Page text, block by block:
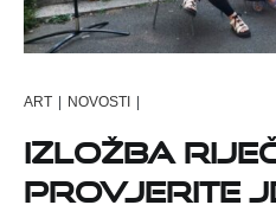
ART NOVOSTI
Izložba
provjerite